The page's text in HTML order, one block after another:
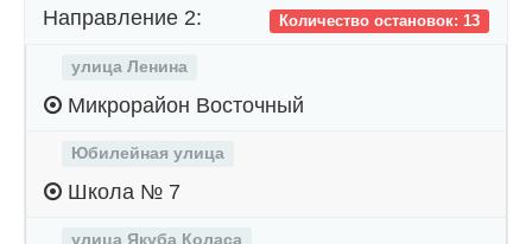
Количество остановок: 13
Направление 2:
улица Ленина
Микрорайон Восточный
Юбилейная улица
Школа № 7
улица Якуба Коласа